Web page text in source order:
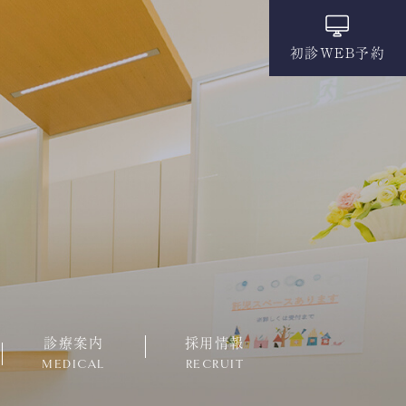
初診WEB予約
診療案内
MEDICAL
採用情報
RECRUIT